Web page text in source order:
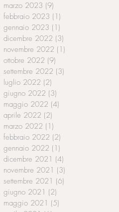
marzo 2023 (9)
febbraio 2023 (1)
gennaio 2023 (1)
dicembre 2022 (3)
novembre 2022 (1)
ottobre 2022 (9)
settembre 2022 (3)
luglio 2022 (2)
giugno 2022 (3)
maggio 2022 (4)
aprile 2022 (2)
marzo 2022 (1)
febbraio 2022 (2)
gennaio 2022 (1)
dicembre 2021 (4)
novembre 2021 (3)
settembre 2021 (6)
giugno 2021 (2)
maggio 2021 (5)